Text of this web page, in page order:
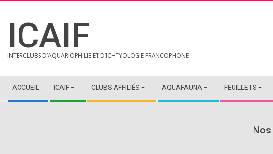
content
ICAIF
INTERCLUBS D’AQUARIOPHILIE ET D’ICHTYOLOGIE FRANCOPHONE
Navigation
Menu
ACCUEIL ICAIF CLUBS AFFILIÉS AQUAFAUNA FEUILLETS
Nos